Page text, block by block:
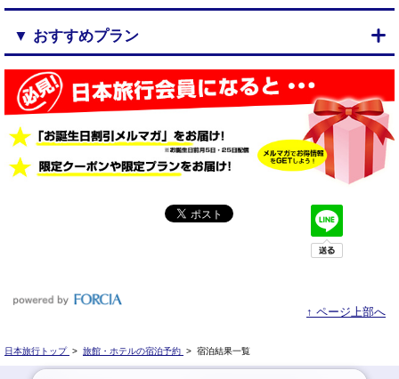
▼ おすすめプラン
↑ ページ上部へ
日本旅行トップ > 旅館・ホテルの宿泊予約 > 宿泊結果一覧